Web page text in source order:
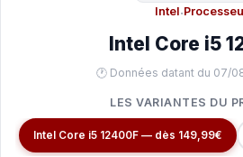
Intel·
Intel Core i5
🕐 Données datant du 07/
LES VARIANTES DU
Intel Core i5 12400F — dès 149,99€